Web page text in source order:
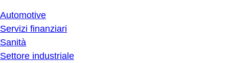
Automotive
Servizi finanziari
Sanità
Settore industriale